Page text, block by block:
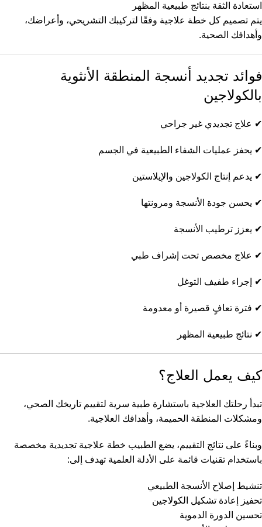
استعادة الثقة بنتائج طبيعية المظهر
يتم تصميم كل خطة علاجية وفقًا لتركيبك التشريحي، وأعراضك،
وأهدافك الصحية.
فوائد تجديد أنسجة المنطقة الأنثوية
بالكولاجين
✔ علاج تجديدي غير جراحي
✔ يحفز عمليات الشفاء الطبيعية في الجسم
✔ يدعم إنتاج الكولاجين والإيلاستين
✔ يحسن جودة الأنسجة ومرونتها
✔ يعزز ترطيب الأنسجة
✔ علاج مخصص تحت إشراف طبي
✔ إجراء طفيف التوغل
✔ فترة تعافٍ قصيرة أو معدومة
✔ نتائج طبيعية المظهر
كيف يعمل العلاج؟
تبدأ رحلتك العلاجية باستشارة طبية سرية لتقييم تاريخك الصحي،
ومشكلات المنطقة الحميمة، وأهدافك العلاجية.
وبناءً على نتائج التقييم، يضع الطبيب خطة علاجية تجديدية مخصصة
باستخدام تقنيات قائمة على الأدلة العلمية تهدف إلى:
تنشيط إصلاح الأنسجة الطبيعي
تحفيز إعادة تشكيل الكولاجين
تحسين الدورة الدموية